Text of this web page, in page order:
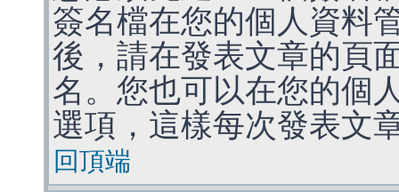
簽名檔在您的個人資料
後，請在發表文章的頁
名。您也可以在您的個
選項，這樣每次發表文
回頂端